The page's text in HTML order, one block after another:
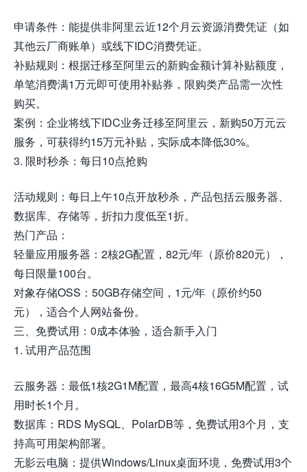
申请条件：能提供非阿里云近12个月云资源消费凭证（如
其他云厂商账单）或线下IDC消费凭证。
补贴规则：根据迁移至阿里云的新购金额计算补贴额度，
单笔消费满1万元即可使用补贴券，限购类产品需一次性
购买。
案例：企业将线下IDC业务迁移至阿里云，新购50万元云
服务，可获得约15万元补贴，实际成本降低30%。
3. 限时秒杀：每日10点抢购
活动规则：每日上午10点开放秒杀，产品包括云服务器、
数据库、存储等，折扣力度低至1折。
热门产品：
轻量应用服务器：2核2G配置，82元/年（原价820元），
每日限量100台。
对象存储OSS：50GB存储空间，1元/年（原价约50
元），适合个人网站备份。
三、免费试用：0成本体验，适合新手入门
1. 试用产品范围
云服务器：最低1核2G1M配置，最高4核16G5M配置，试
用时长1个月。
数据库：RDS MySQL、PolarDB等，免费试用3个月，支
持高可用架构部署。
无影云电脑：提供Windows/Linux桌面环境，免费试用3个